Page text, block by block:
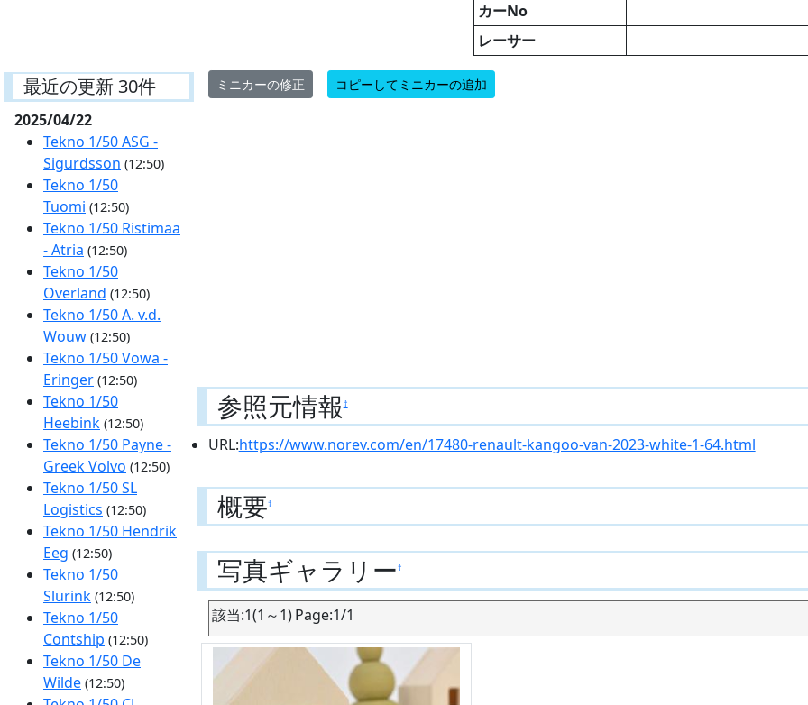
最近の更新 30件
2025/04/22
Tekno 1/50 ASG -
Sigurdsson (12:50)
Tekno 1/50
Tuomi (12:50)
Tekno 1/50 Ristimaa
- Atria (12:50)
Tekno 1/50
Overland (12:50)
Tekno 1/50 A. v.d.
Wouw (12:50)
Tekno 1/50 Vowa -
Eringer (12:50)
Tekno 1/50
Heebink (12:50)
Tekno 1/50 Payne -
Greek Volvo (12:50)
Tekno 1/50 SL
Logistics (12:50)
Tekno 1/50 Hendrik
Eeg (12:50)
Tekno 1/50
Slurink (12:50)
Tekno 1/50
Contship (12:50)
Tekno 1/50 De
Wilde (12:50)
カーNo
レーサー
ミニカーの修正 コピーしてミニカーの追加
参照元情報†
URL:https://www.norev.com/en/17480-renault-kangoo-van-2023-white-1-64.html
概要†
写真ギャラリー†
該当:1(1～1) Page:1/1